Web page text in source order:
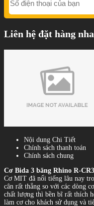
Liên hệ đặt hàng
Nội dung Chi Tiết
Chính sách thanh toán
Chính sách chung
Cơ Bida 3 băng Rhino R-
Cơ MIT đã nổi tiếng lâu nay
cân rất thẳng so với các dòng
chất lượng thì bền bĩ rất thích
làm cơ cho khách sử dụng và